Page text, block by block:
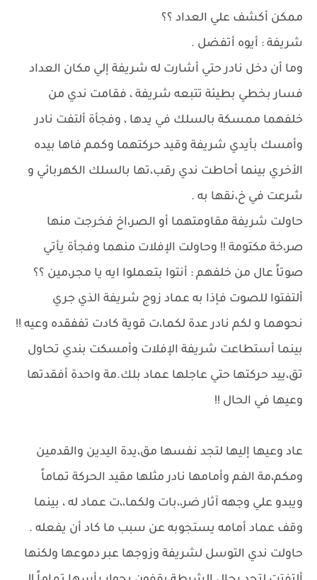
ممكن أكشف علي العداد ؟؟
شريفة : أيوه أتفضل .
وما أن دخل نادر حتي أشارت له شريفة إلي مكان العداد
فسار بخطي بطيئة تتبعه شريفة ، فقامت ندي من
خلفهما ممسكة بالسلك في يدها ، وفجأة ألتفت نادر
وأمسك بأيدي شريفة وقيد حركتهما وكمم فاها بيده
الأخري بينما أحاطت ندي رقب،تها بالسلك الكهربائي و
شرعت في خ،نقها به .
حاولت شريفة مقاومتهما أو الصر،اخ فخرجت منها
صر،خة مكتومة !! وحاولت الإفلات منهما وفجأة يأتي
صوتاً عال من خلفهم : أنتوا بتعملوا ايه يا مجر،مين ؟؟
ألتفتوا للصوت فإذا به عماد زوج شريفة الذي جري
نحوهما و لكم نادر عدة لكما،ت قوية كادت تففقده وعيه !!
بينما أستطاعت شريفة الإفلات وأمسكت بندي تحاول
تق،ييد حركتها حتي عاجلها عماد بلك.مة واحدة أفقدتها
وعيها في الحال !!
عاد وعيها إليها لتجد نفسها مق،يدة اليدين والقدمين
ومكم،مة الفم وأمامها نادر مثلها مقيد الحركة تماماً
ويبدو علي وجهه آثار ضر،،بات ولكما،،ت عماد له ، بينما
وقف عماد أمامه يستجوبه عن سبب ما كاد أن يفعله .
حاولت ندي التوسل لشريفة وزوجها عبر دموعها ولكنها